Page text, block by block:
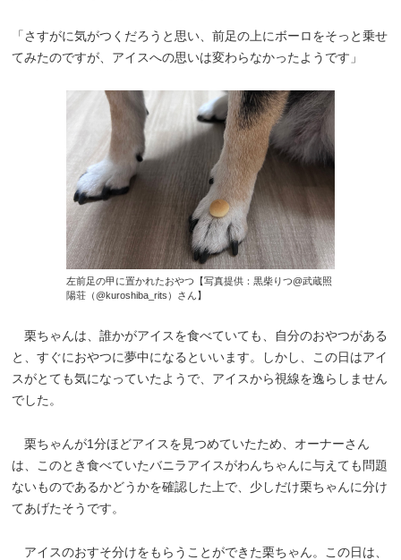
「さすがに気がつくだろうと思い、前足の上にボーロをそっと乗せ
てみたのですが、アイスへの思いは変わらなかったようです」
左前足の甲に置かれたおやつ【写真提供：黒柴りつ@武蔵照
陽荘（@kuroshiba_rits）さん】
栗ちゃんは、誰かがアイスを食べていても、自分のおやつがある
と、すぐにおやつに夢中になるといいます。しかし、この日はアイ
スがとても気になっていたようで、アイスから視線を逸らしません
でした。
栗ちゃんが1分ほどアイスを見つめていたため、オーナーさん
は、このとき食べていたバニラアイスがわんちゃんに与えても問題
ないものであるかどうかを確認した上で、少しだけ栗ちゃんに分け
てあげたそうです。
アイスのおすそ分けをもらうことができた栗ちゃん。この日は、